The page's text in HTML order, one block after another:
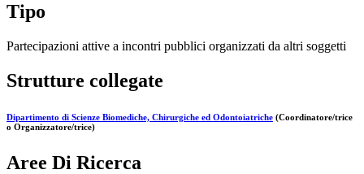
Tipo
Partecipazioni attive a incontri pubblici organizzati da altri soggetti
Strutture collegate
Dipartimento di Scienze Biomediche, Chirurgiche ed Odontoiatriche (Coordinatore/trice
o Organizzatore/trice)
Aree Di Ricerca